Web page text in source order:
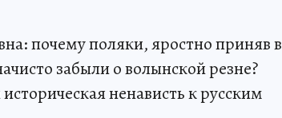
почему поляки, яростно приняв в
забыли о волынской резне?
ненависть к русским